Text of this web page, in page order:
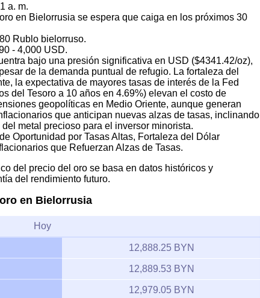
a. m.
en Bielorrusia se espera que caiga en los próximos 30
Rublo bielorruso.
- 4,000 USD.
bajo una presión significativa en USD ($4341.42/oz),
de la demanda puntual de refugio. La fortaleza del
la expectativa de mayores tasas de interés de la Fed
del Tesoro a 10 años en 4.69%) elevan el costo de
geopolíticas en Medio Oriente, aunque generan
que anticipan nuevas alzas de tasas, inclinando
metal precioso para el inversor minorista.
Oportunidad por Tasas Altas, Fortaleza del Dólar
que Refuerzan Alzas de Tasas.
del precio del oro se basa en datos históricos y
del rendimiento futuro.
en Bielorrusia
Hoy
12,888.25 BYN
12,889.53 BYN
12,979.05 BYN